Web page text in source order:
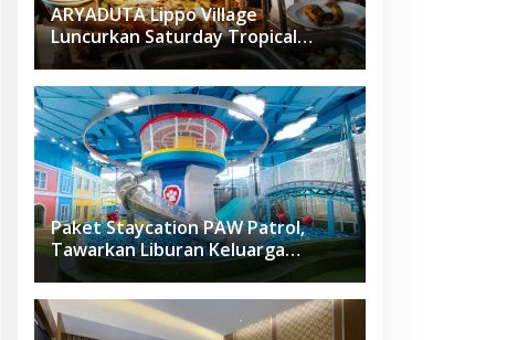
ARYADUTA Lippo Village
Luncurkan Saturday Tropical
Brunch
Paket Staycation PAW Patrol,
Tawarkan Liburan Keluarga
Menyenangkan Hanya di Herloom
Hotel BSD